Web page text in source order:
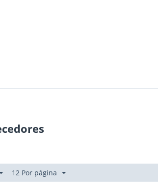
12 Por página